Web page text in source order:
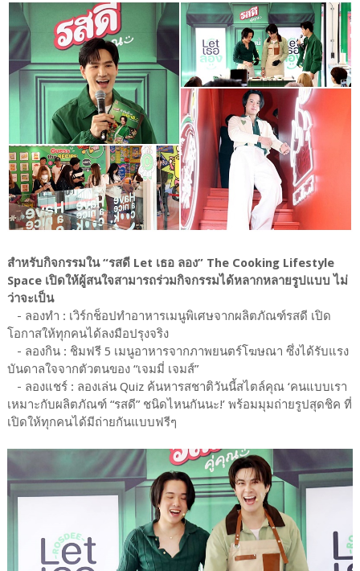
สำหรับกิจกรรมใน “รสดี Let เธอ ลอง” The Cooking Lifestyle
Space เปิดให้ผู้สนใจสามารถร่วมกิจกรรมได้หลากหลายรูปแบบ ไม่
ว่าจะเป็น
- ลองทำ : เวิร์กช็อปทำอาหารเมนูพิเศษจากผลิตภัณฑ์รสดี เปิด
โอกาสให้ทุกคนได้ลงมือปรุงจริง
- ลองกิน : ชิมฟรี 5 เมนูอาหารจากภาพยนตร์โฆษณา ซึ่งได้รับแรง
บันดาลใจจากตัวตนของ “เจมมี่ เจมส์”
- ลองแชร์ : ลองเล่น Quiz ค้นหารสชาติวันนี้สไตล์คุณ ‘คนแบบเรา
เหมาะกับผลิตภัณฑ์ “รสดี” ชนิดไหนกันนะ!’ พร้อมมุมถ่ายรูปสุดชิค ที่
เปิดให้ทุกคนได้มีถ่ายกันแบบฟรีๆ